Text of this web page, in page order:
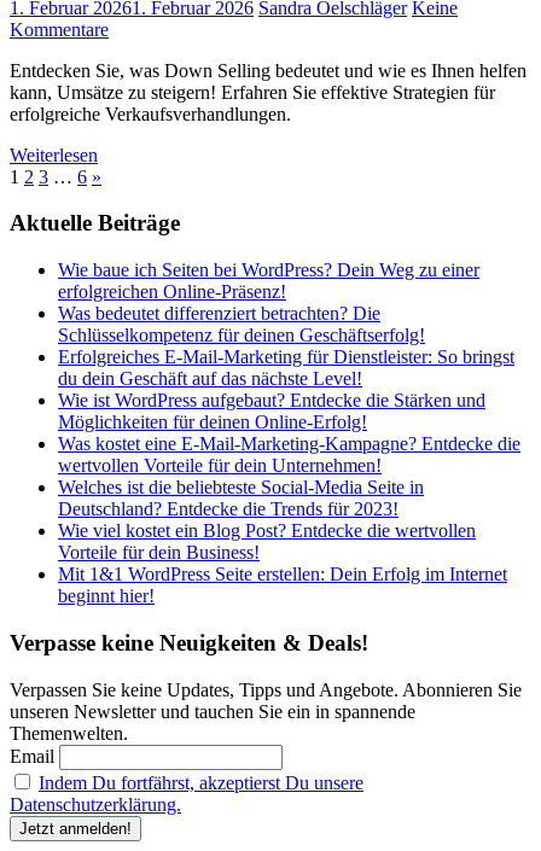
1. Februar 20261. Februar 2026 Sandra Oelschläger Keine
Kommentare
Entdecken Sie, was Down Selling bedeutet und wie es Ihnen helfen
kann, Umsätze zu steigern! Erfahren Sie effektive Strategien für
erfolgreiche Verkaufsverhandlungen.
Weiterlesen
Seitennummerierung
der
1 2 3 … 6 Nächste
»
Aktuelle Beiträge
Wie baue ich Seiten bei WordPress? Dein Weg zu einer
erfolgreichen Online-Präsenz!
Was bedeutet differenziert betrachten? Die
Schlüsselkompetenz für deinen Geschäftserfolg!
Erfolgreiches E-Mail-Marketing für Dienstleister: So bringst
du dein Geschäft auf das nächste Level!
Wie ist WordPress aufgebaut? Entdecke die Stärken und
Möglichkeiten für deinen Online-Erfolg!
Was kostet eine E-Mail-Marketing-Kampagne? Entdecke die
wertvollen Vorteile für dein Unternehmen!
Welches ist die beliebteste Social-Media Seite in
Deutschland? Entdecke die Trends für 2023!
Wie viel kostet ein Blog Post? Entdecke die wertvollen
Vorteile für dein Business!
Mit 1&1 WordPress Seite erstellen: Dein Erfolg im Internet
beginnt hier!
Verpasse keine Neuigkeiten & Deals!
Verpassen Sie keine Updates, Tipps und Angebote. Abonnieren Sie
unseren Newsletter und tauchen Sie ein in spannende
Themenwelten.
Email
Indem Du fortfährst, akzeptierst Du unsere
Datenschutzerklärung.